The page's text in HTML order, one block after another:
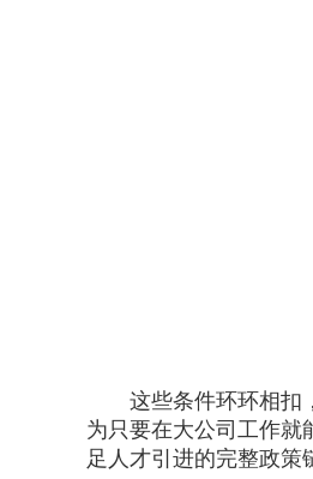
这些条件环环相扣，
为只要在大公司工作就
足人才引进的完整政策